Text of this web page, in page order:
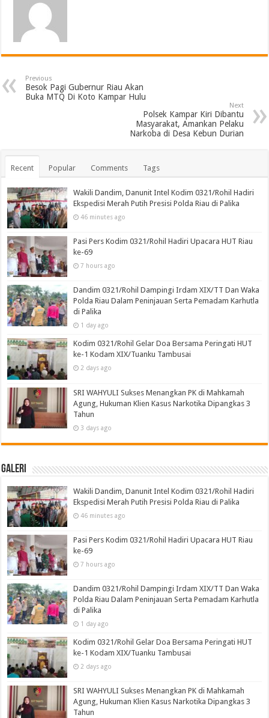
Previous
Besok Pagi Gubernur Riau Akan
Buka MTQ Di Koto Kampar Hulu
Next
Polsek Kampar Kiri Dibantu
Masyarakat, Amankan Pelaku
Narkoba di Desa Kebun Durian
Recent Popular Comments Tags
Wakili Dandim, Danunit Intel Kodim 0321/Rohil Hadiri
Ekspedisi Merah Putih Presisi Polda Riau di Palika
46 minutes ago
Pasi Pers Kodim 0321/Rohil Hadiri Upacara HUT Riau
ke-69
7 hours ago
Dandim 0321/Rohil Dampingi Irdam XIX/TT Dan Waka
Polda Riau Dalam Peninjauan Serta Pemadam Karhutla
di Palika
1 day ago
Kodim 0321/Rohil Gelar Doa Bersama Peringati HUT
ke-1 Kodam XIX/Tuanku Tambusai
2 days ago
SRI WAHYULI Sukses Menangkan PK di Mahkamah
Agung, Hukuman Klien Kasus Narkotika Dipangkas 3
Tahun
3 days ago
Galeri
Wakili Dandim, Danunit Intel Kodim 0321/Rohil Hadiri
Ekspedisi Merah Putih Presisi Polda Riau di Palika
46 minutes ago
Pasi Pers Kodim 0321/Rohil Hadiri Upacara HUT Riau
ke-69
7 hours ago
Dandim 0321/Rohil Dampingi Irdam XIX/TT Dan Waka
Polda Riau Dalam Peninjauan Serta Pemadam Karhutla
di Palika
1 day ago
Kodim 0321/Rohil Gelar Doa Bersama Peringati HUT
ke-1 Kodam XIX/Tuanku Tambusai
2 days ago
SRI WAHYULI Sukses Menangkan PK di Mahkamah
Agung, Hukuman Klien Kasus Narkotika Dipangkas 3
Tahun